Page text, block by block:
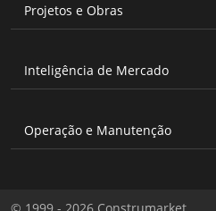
Projetos e Obras
Inteligência de Mercado
Operação e Manutenção